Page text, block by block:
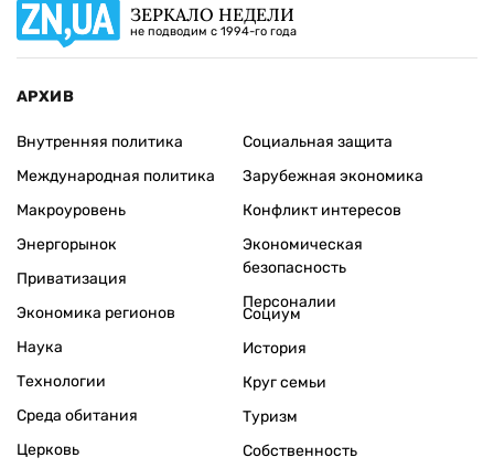
ЗЕРКАЛО НЕДЕЛИ
не подводим с 1994-го года
АРХИВ
Внутренняя политика
Международная политика
Макроуровень
Энергорынок
Приватизация
Экономика регионов
Социальная защита
Зарубежная экономика
Конфликт интересов
Экономическая
безопасность
Персоналии
Наука
Технологии
Среда обитания
Церковь
Социум
История
Круг семьи
Туризм
Собственность